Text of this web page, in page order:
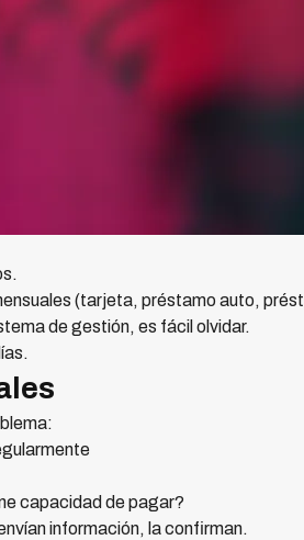
(tarjeta, préstamo auto,
de gestión, es fácil olvidar.
capacidad de pagar?
información, la confirman.